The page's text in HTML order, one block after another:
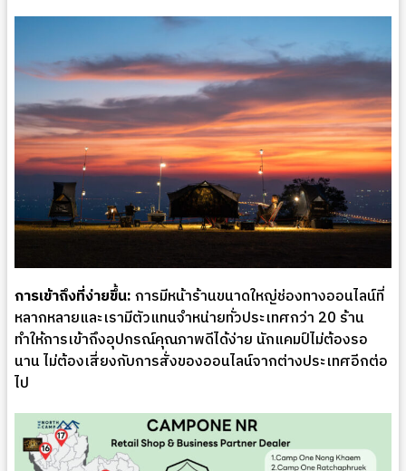
การเข้าถึงที่ง่ายขึ้น:การมีหน้าร้านขนาดใหญ่ช่องทางออนไลน์ที่
หลากหลายและเรามีตัวแทนจำหน่ายทั่วประเทศกว่า 20 ร้าน
ทำให้การเข้าถึงอุปกรณ์คุณภาพดีได้ง่าย นักแคมป์ไม่ต้องรอ
นาน ไม่ต้องเสี่ยงกับการสั่งของออนไลน์จากต่างประเทศอีกต่อ
ไป